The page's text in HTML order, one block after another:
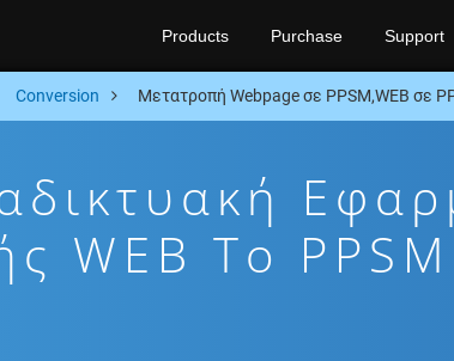
Products Purchase Support
Conversion Μετατροπή Webpage σε PPSM,WEB σε
WEB To